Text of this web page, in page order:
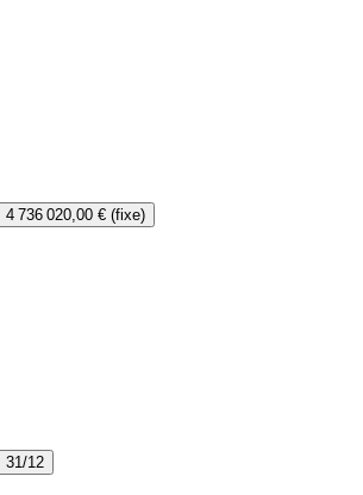
4 736 020,00 € (fixe)
31/12